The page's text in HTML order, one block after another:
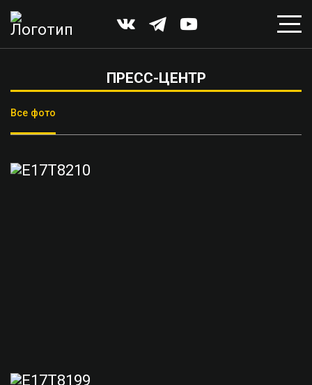
ПРЕСС-ЦЕНТР
Все фото